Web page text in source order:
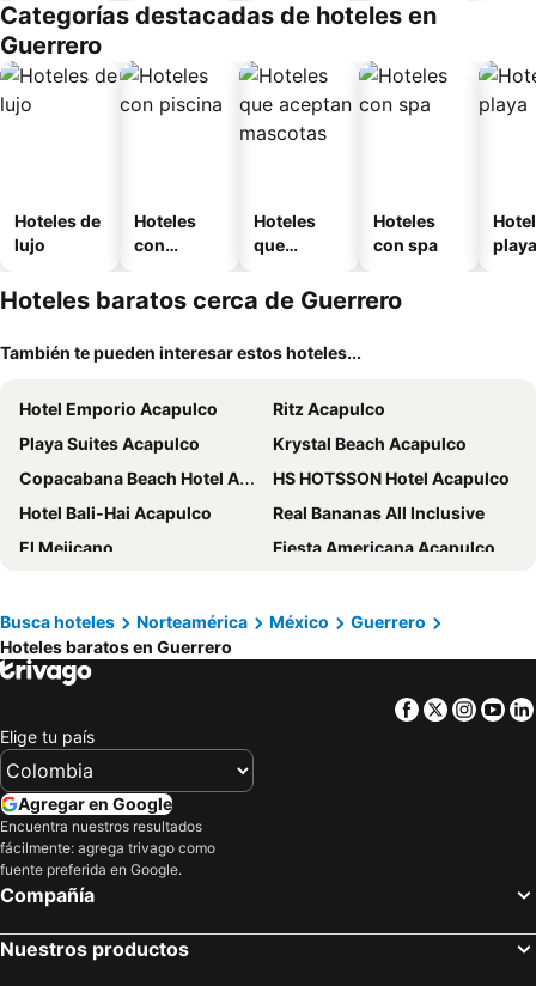
o
Categorías destacadas de hoteles en
Guerrero
Hoteles de
lujo
Hoteles
con
Hoteles
que
mascotas
Hoteles
con spa
playa
Hoteles baratos cerca de Guerrero
También te pueden interesar estos hoteles...
Hotel Emporio Acapulco
Ritz Acapulco
Playa Suites Acapulco
Krystal Beach Acapulco
Copacabana Beach Hotel Acapulco
HS HOTSSON Hotel Acapulco
Hotel Bali-Hai Acapulco
Real Bananas All Inclusive
El Mejicano
Fiesta Americana Acapulco Villas
Hotel Acamar
Emporio Ixtapa
Capital O Hotel El Mejicano, Acapulco
Hotel Costa Azul
Azul Ixtapa Beach Resort And Convention Center
Hotel Suites Jazmín Acapulco
Posada Real Ixtapa
Holiday Inn Acapulco La Isla By Ihg
Mirador Acapulco
Banyan Tree Cabo Marques
One Acapulco Costera
Hotel Avenida
Monyoli Hotel & Boutique
Busca hoteles Norteamérica México
Guerrero
Hoteles baratos en Guerrero
Facebook
Twitter
Elige tu país
Agregar en Google
Encuentra nuestros resultados
fácilmente: agrega trivago como
fuente preferida en Google.
Compañía
Nuestros productos